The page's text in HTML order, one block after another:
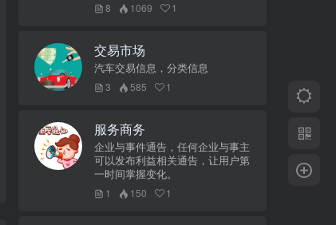
8 1069 1
交易市场
汽车交易信息，分类信息
3 585 1
服务商务
企业与事件通告，任何企业与事主
可以发布利益相关通告，让用户第
一时间掌握变化。
1 150 1